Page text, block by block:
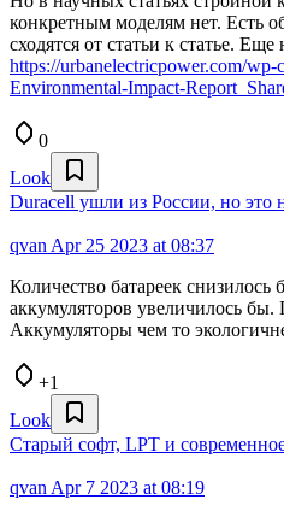
конкретным моделям нет. Есть
сходятся от статьи к статье.
https://urbanelectricpower.com/
Environmental-Impact-
0
Look
Duracell ушли из России, но это
qvan Apr 25 2023 at 08:37
Количество батареек снизилось
аккумуляторов увеличилось бы.
Аккумуляторы чем то
+1
Look
Старый софт, LPT и
qvan Apr 7 2023 at 08:19